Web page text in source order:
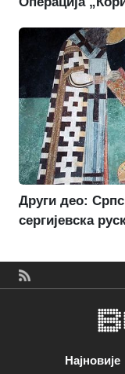
Други део:
сергијевска
Најновије